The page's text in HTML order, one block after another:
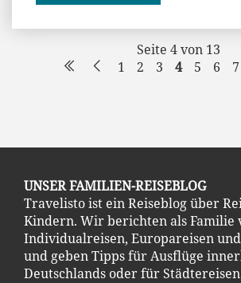
Seite 4 von 13
1
2 3 4 5 6 7
UNSER FAMILIEN-REISEBLOG
Travelisto ist ein Reiseblog über
Kindern. Wir berichten als Familie
Individualreisen, Europareisen
und geben Tipps für Ausflüge
Deutschlands oder für